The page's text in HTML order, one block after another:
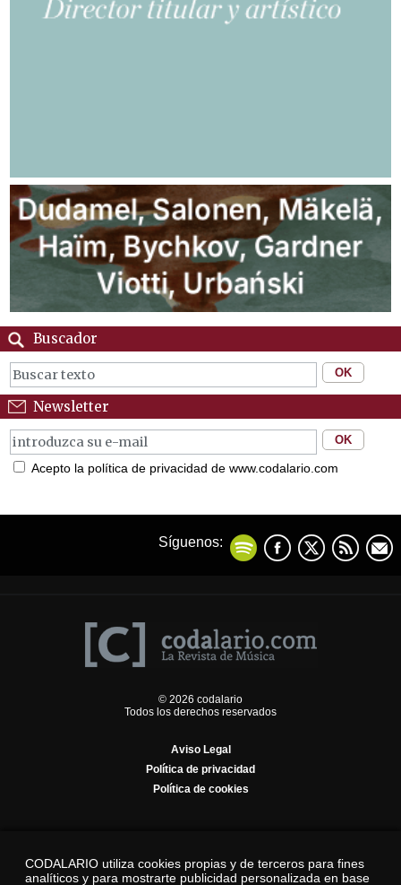
Buscador
Newsletter
Acepto la política de privacidad de www.codalario.com
Síguenos:
© 2026 codalario
Todos los derechos reservados
Aviso Legal
Política de privacidad
Política de cookies
CODALARIO utiliza cookies propias y de terceros para fines
analíticos y para mostrarte publicidad personalizada en base